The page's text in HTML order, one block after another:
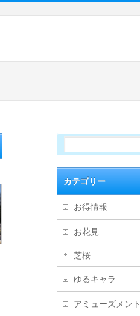
カテゴリー
お得情報
お花見
芝桜
ゆるキャラ
アミューズメント